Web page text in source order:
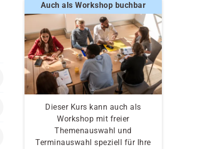
Auch als Workshop buchbar
Dieser Kurs kann auch als
Workshop mit freier
Themenauswahl und
Terminauswahl speziell für Ihre